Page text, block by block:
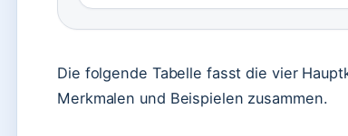
Die folgende Tabelle fasst die vier
Merkmalen und Beispielen zusammen.